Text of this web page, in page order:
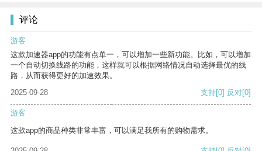
评论
游客
这款加速器app的功能有点单一，可以增加一些新功能。比如，可以增加
一个自动切换线路的功能，这样就可以根据网络情况自动选择最优的线
路，从而获得更好的加速效果。
2025-09-28
支持[0] 反对[0]
游客
这款app的商品种类非常丰富，可以满足我所有的购物需求。